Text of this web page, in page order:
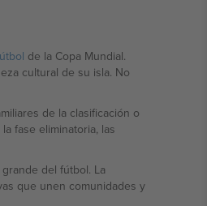
de la Copa Mundial.
cultural de su isla. No
de la clasificación o
fase eliminatoria, las
del fútbol. La
que unen comunidades y